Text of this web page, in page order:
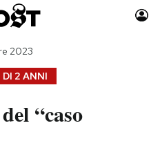
Auto
Moda
DI 2 ANNI
2023
“caso